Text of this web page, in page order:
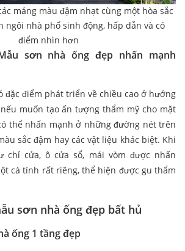
mảng màu đậm nhạt cùng một hòa sắc
ngôi nhà phố sinh động, hấp dẫn và có
điểm nhìn hơn
sơn nhà ống đẹp nhấn mạnh
đặc điểm phát triển về chiều cao ở hướng
muốn tạo ấn tượng thẩm mỹ cho mặt
thể nhấn mạnh ở những đường nét trên
sắc đậm hay các vật liệu khác biệt. Khi
chỉ cửa, ô cửa sổ, mái vòm được nhấn
cá tính rất riêng, thể hiện được gu thẩm
sơn nhà ống đẹp bất hủ
ống 1 tầng đẹp